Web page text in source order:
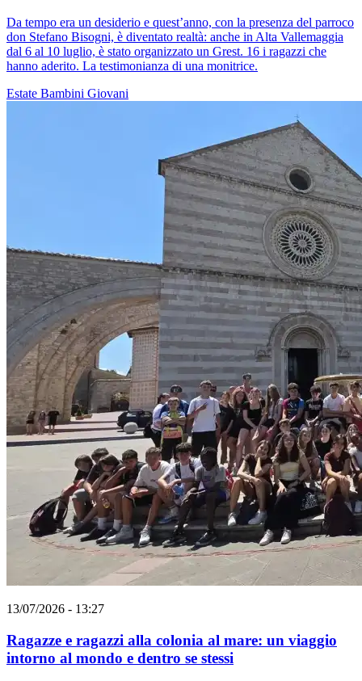
Da tempo era un desiderio e quest’anno, con la presenza del parroco
don Stefano Bisogni, è diventato realtà: anche in Alta Vallemaggia
dal 6 al 10 luglio, è stato organizzato un Grest. 16 i ragazzi che
hanno aderito. La testimonianza di una monitrice.
Estate Bambini Giovani
13/07/2026 - 13:27
Ragazze e ragazzi alla colonia al mare: un viaggio
intorno al mondo e dentro se stessi